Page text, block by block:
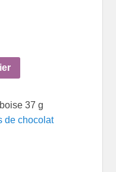
37 g
de chocolat